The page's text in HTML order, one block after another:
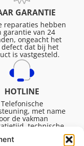
GARANTIE
reparaties hebben
garantie van 24
ongeacht het
defect dat bij het
is vastgesteld.
HOTLINE
Telefonische
met name
de vakman
technische
tot vrijdag van